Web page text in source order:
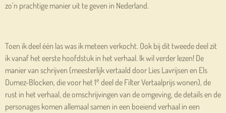
zo’n prachtige manier uit te geven in Nederland.
Toen ik deel één las was ik meteen verkocht. Ook bij dit tweede deel zit
ik vanaf het eerste hoofdstuk in het verhaal. Ik wil verder lezen! De
manier van schrijven (meesterlijk vertaald door Lies Lavrijsen en Els
Dumez-Blocken, die voor het 1e deel de Filter Vertaalprijs wonen), de
rust in het verhaal, de omschrijvingen van de omgeving, de details en de
personages komen allemaal samen in een boeiend verhaal in een